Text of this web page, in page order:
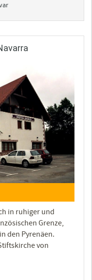
in ruhiger und
Grenze,
den Pyrenäen.
von